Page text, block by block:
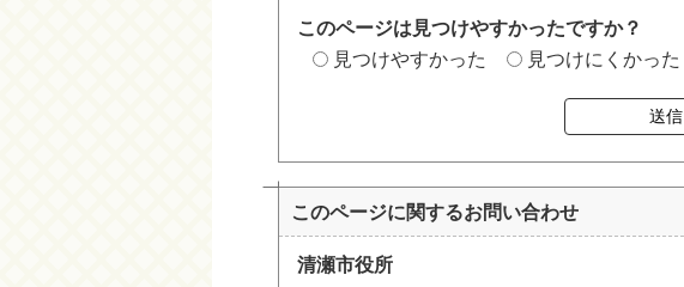
このページは見つけやすかったですか？
見つけやすかった
見つけにくかった
送信
このページに関するお問い合わせ
清瀬市役所